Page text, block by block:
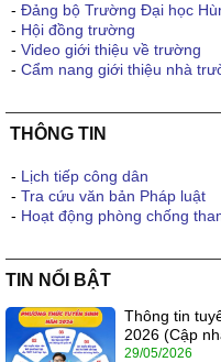
- Đảng bộ Trường Đại học
- Hội đồng trường
- Video giới thiệu về trường
- Cẩm nang giới thiệu nhà
THÔNG TIN
- Lịch tiếp công dân
- Tra cứu văn bản Pháp luật
- Hoạt động phòng chống
TIN NỔI BẬT
Thông tin
2026 (Cập
29/05/2026